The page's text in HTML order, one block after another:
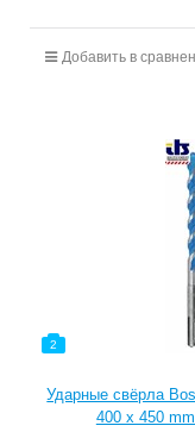
Добавить в
2
Ударные свёрла
400 x 450